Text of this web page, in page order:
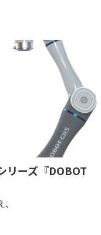
リーズ『DOBOT